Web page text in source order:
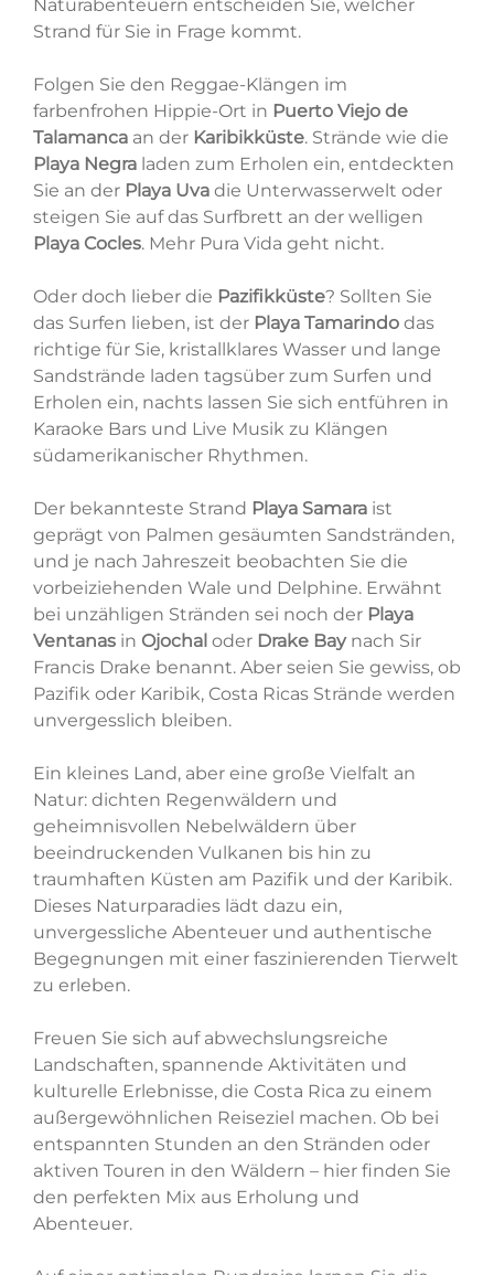
Naturabenteuern entscheiden Sie, welcher
Strand für Sie in Frage kommt.
Folgen Sie den Reggae-Klängen im
farbenfrohen Hippie-Ort in Puerto Viejo de
Talamancaan der Karibikküste. Strände wie die
Playa Negraladen zum Erholen ein, entdeckten
Sie an der Playa Uvadie Unterwasserwelt oder
steigen Sie auf das Surfbrett an der welligen
Playa Cocles. Mehr Pura Vida geht nicht.
Oder doch lieber die Pazifikküste? Sollten Sie
das Surfen lieben, ist der Playa Tamarindodas
richtige für Sie, kristallklares Wasser und lange
Sandstrände laden tagsüber zum Surfen und
Erholen ein, nachts lassen Sie sich entführen in
Karaoke Bars und Live Musik zu Klängen
südamerikanischer Rhythmen.
Der bekannteste Strand Playa Samaraist
geprägt von Palmen gesäumten Sandstränden,
und je nach Jahreszeit beobachten Sie die
vorbeiziehenden Wale und Delphine. Erwähnt
bei unzähligen Stränden sei noch der Playa
Ventanasin Ojochal oder Drake Baynach Sir
Francis Drake benannt. Aber seien Sie gewiss, ob
Pazifik oder Karibik, Costa Ricas Strände werden
unvergesslich bleiben.
Ein kleines Land, aber eine große Vielfalt an
Natur: dichten Regenwäldern und
geheimnisvollen Nebelwäldern über
beeindruckenden Vulkanen bis hin zu
traumhaften Küsten am Pazifik und der Karibik.
Dieses Naturparadies lädt dazu ein,
unvergessliche Abenteuer und authentische
Begegnungen mit einer faszinierenden Tierwelt
zu erleben.
Freuen Sie sich auf abwechslungsreiche
Landschaften, spannende Aktivitäten und
kulturelle Erlebnisse, die Costa Rica zu einem
außergewöhnlichen Reiseziel machen. Ob bei
entspannten Stunden an den Stränden oder
aktiven Touren in den Wäldern – hier finden Sie
den perfekten Mix aus Erholung und
Abenteuer.